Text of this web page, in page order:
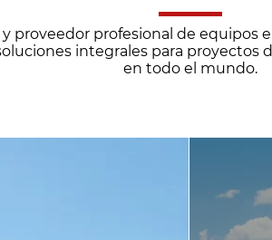
proveedor profesional de equipos
integrales para proyectos
en todo el mundo.